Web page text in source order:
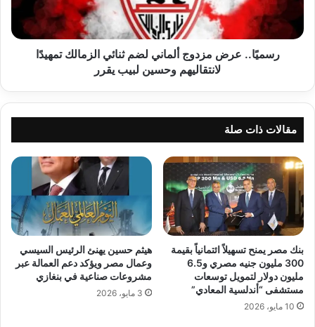
الزمالك
تمهيدًا
لانتقاليهم
رسميًا.. عرض مزدوج ألماني لضم ثنائي الزمالك تمهيدًا
لانتقاليهم وحسين لبيب يقرر
مقالات ذات صلة
بنك مصر يمنح تسهيلاً ائتمانياً بقيمة
300 مليون جنيه مصري و6.5
مليون دولار لتمويل توسعات
مستشفى “أندلسية المعادي”
10 مايو، 2026
هيثم حسين يهنئ الرئيس السيسي
وعمال مصر ويؤكد دعم العمالة عبر
مشروعات صناعية في بنغازي
3 مايو، 2026